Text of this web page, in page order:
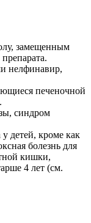
замещенным
нелфинавир,
печеночной
синдром
детей, кроме как
болезнь для
кишки,
4 лет (см.